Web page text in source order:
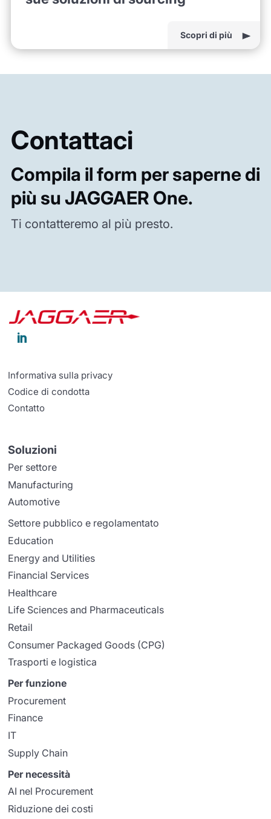
Scopri di più
Contattaci
Compila il form per saperne di
più su JAGGAER One.
Ti contatteremo al più presto.

Informativa sulla privacy
Codice di condotta
Contatto
Soluzioni
Per settore
Manufacturing
Automotive
Settore pubblico e regolamentato
Education
Energy and Utilities
Financial Services
Healthcare
Life Sciences and Pharmaceuticals
Retail
Consumer Packaged Goods (CPG)
Trasporti e logistica
Per funzione
Procurement
Finance
IT
Supply Chain
Per necessità
AI nel Procurement
Riduzione dei costi